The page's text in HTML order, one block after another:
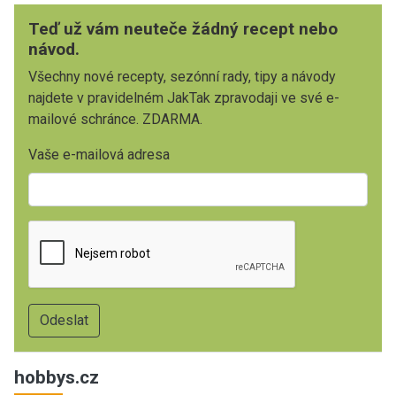
Teď už vám neuteče žádný recept nebo
návod.
Všechny nové recepty, sezónní rady, tipy a návody
najdete v pravidelném JakTak zpravodaji ve své e-
mailové schránce. ZDARMA.
Vaše e-mailová adresa
hobbys.cz